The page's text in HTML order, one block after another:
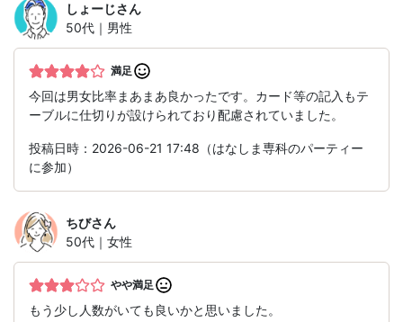
しょーじさん
50代｜男性
満足
今回は男女比率まあまあ良かったです。カード等の記入もテ
ーブルに仕切りが設けられており配慮されていました。
投稿日時：2026-06-21 17:48（はなしま専科のパーティー
に参加）
ちびさん
50代｜女性
やや満足
もう少し人数がいても良いかと思いました。